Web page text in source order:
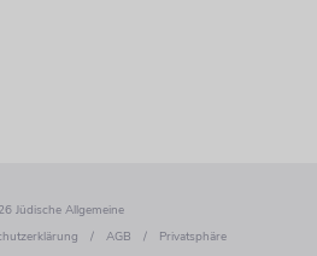
Jüdische Allgemeine
/ AGB / Privatsphäre